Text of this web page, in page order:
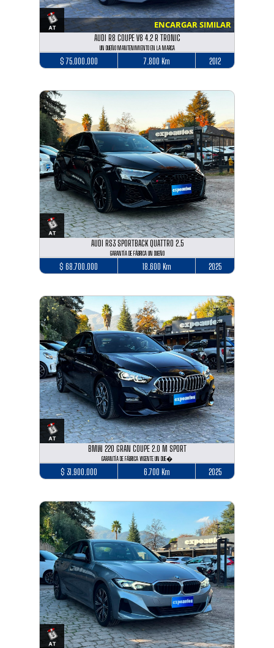
ENCARGAR SIMILAR
AUDI R8 COUPE V8 4.2 R TRONIC
UN DUEÑO MANTENIMIENTO EN LA MARCA
$ 75.000.000 7.800 Km 2012
AUDI RS3 SPORTBACK QUATTRO 2.5
GARANTÍA DE FÁBRICA UN DUEÑO
$ 68.700.000 18.600 Km 2025
BMW 220 GRAN COUPE 2.0 M SPORT
GARANTÍA DE FÁBRICA VIGENTE UN DUE�
$ 31.900.000 6.700 Km 2025